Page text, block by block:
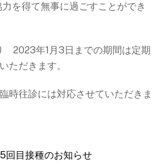
を得て無事に過ごすことができ
2023年1月3日までの期間は定期
ただきます。
時往診には対応させていただきま
回目接種のお知らせ